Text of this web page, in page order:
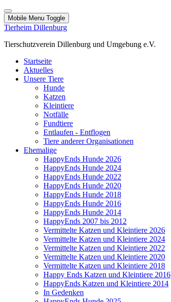
Mobile Menu Toggle
Tierheim Dillenburg
Tierschutzverein Dillenburg und Umgebung e.V.
Startseite
Aktuelles
Unsere Tiere
Hunde
Katzen
Kleintiere
Notfälle
Fundtiere
Entlaufen - Entflogen
Tiere anderer Organisationen
Ehemalige
HappyEnds Hunde 2026
HappyEnds Hunde 2024
HappyEnds Hunde 2022
HappyEnds Hunde 2020
HappyEnds Hunde 2018
HappyEnds Hunde 2016
HappyEnds Hunde 2014
HappyEnds 2007 bis 2012
Vermittelte Katzen und Kleintiere 2026
Vermittelte Katzen und Kleintiere 2024
Vermittelte Katzen und Kleintiere 2022
Vermittelte Katzen und Kleintiere 2020
Vermittelte Katzen und Kleintiere 2018
Happy Ends Katzen und Kleintiere 2016
HappyEnds Katzen und Kleintiere 2014
In Gedenken